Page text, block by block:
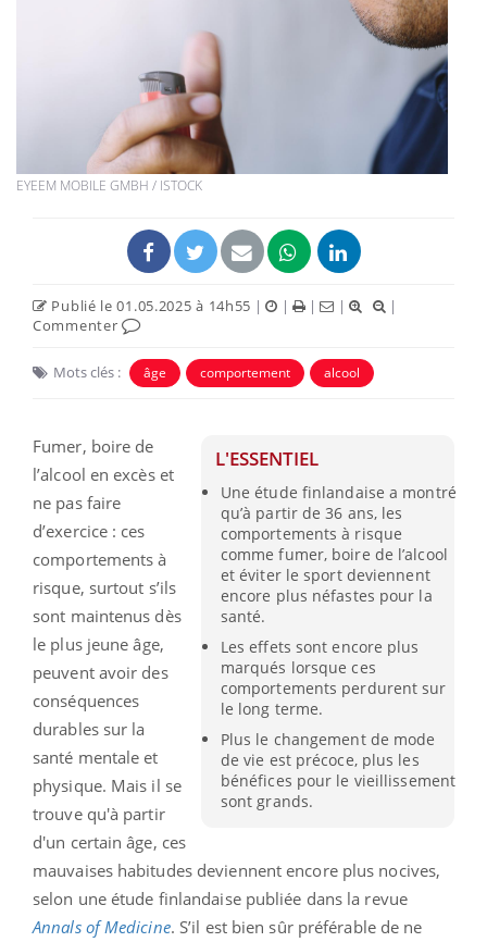
EYEEM MOBILE GMBH / ISTOCK
Publié le 01.05.2025 à 14h55 | | | |
|
Commenter
Mots clés : âge comportement alcool
L'ESSENTIEL
Une étude finlandaise a montré
qu’à partir de 36 ans, les
comportements à risque
comme fumer, boire de l’alcool
et éviter le sport deviennent
encore plus néfastes pour la
santé.
Les effets sont encore plus
marqués lorsque ces
comportements perdurent sur
le long terme.
Plus le changement de mode
de vie est précoce, plus les
bénéfices pour le vieillissement
sont grands.
Fumer, boire de
l’alcool en excès et
ne pas faire
d’exercice : ces
comportements à
risque, surtout s’ils
sont maintenus dès
le plus jeune âge,
peuvent avoir des
conséquences
durables sur la
santé mentale et
physique. Mais il se
trouve qu'à partir
d'un certain âge, ces
mauvaises habitudes deviennent encore plus nocives,
selon une étude finlandaise publiée dans la revue
Annals of Medicine. S’il est bien sûr préférable de ne